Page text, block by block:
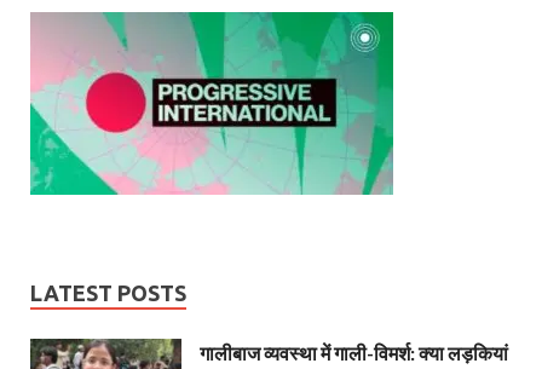
LATEST POSTS
गालीबाज व्‍यवस्‍था में गाली-विमर्श: क्या लड़कियां